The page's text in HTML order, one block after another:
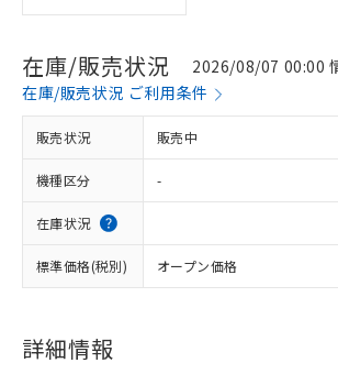
在庫/販売状況
2026/08/07 00:00
在庫/販売状況 ご利用条件
販売状況 販売中
機種区分 -
在庫状況
標準価格(税別) オープン価格
詳細情報